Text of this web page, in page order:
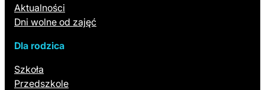
Aktualności
Dni wolne od zajęć
Dla rodzica
Szkoła
Przedszkole